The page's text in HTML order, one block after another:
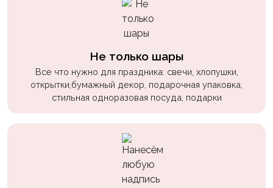
Не только шары
Все что нужно для праздника: свечи, хлопушки,
открытки,бумажный декор, подарочная упаковка,
стильная одноразовая посуда, подарки
Мальчикам